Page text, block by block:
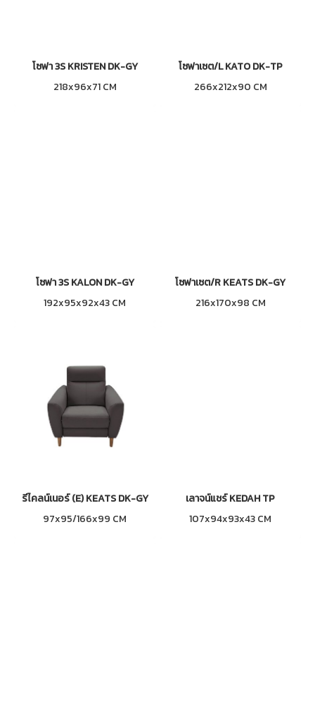
โซฟา 3S KRISTEN DK-GY
218x96x71 CM
โซฟาเซต/L KATO DK-TP
266x212x90 CM
โซฟา 3S KALON DK-GY
192x95x92x43 CM
โซฟาเซต/R KEATS DK-GY
216x170x98 CM
รีไคลน์เนอร์ (E) KEATS DK-GY
97x95/166x99 CM
เลาจน์แชร์ KEDAH TP
107x94x93x43 CM